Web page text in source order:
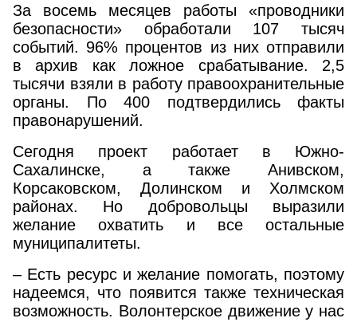
За восемь месяцев работы «проводники
безопасности» обработали 107 тысяч
событий. 96% процентов из них отправили
в архив как ложное срабатывание. 2,5
тысячи взяли в работу правоохранительные
органы. По 400 подтвердились факты
правонарушений.
Сегодня проект работает в Южно-
Сахалинске, а также Анивском,
Корсаковском, Долинском и Холмском
районах. Но добровольцы выразили
желание охватить и все остальные
муниципалитеты.
– Есть ресурс и желание помогать, поэтому
надеемся, что появится также техническая
возможность. Волонтерское движение у нас